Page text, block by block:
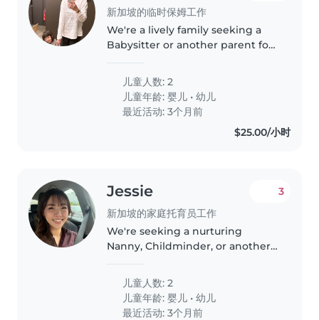
新加坡的临时保姆工作
We're a lively family seeking a
Babysitter or another parent for
toddler. Our kids are curious,
talkative, and full of laughter, so
we'd love someone..
儿童人数: 2
儿童年龄:婴儿 •幼儿
最近活动: 3个月前
$25.00/小时
Jessie
新加坡的家庭托育员工作
3
We're seeking a nurturing
Nanny, Childminder, or another
ones—a baby and a toddler—at
our home. Our children are
friendly, playful, and calm, and..
儿童人数: 2
儿童年龄:婴儿 •幼儿
最近活动: 3个月前